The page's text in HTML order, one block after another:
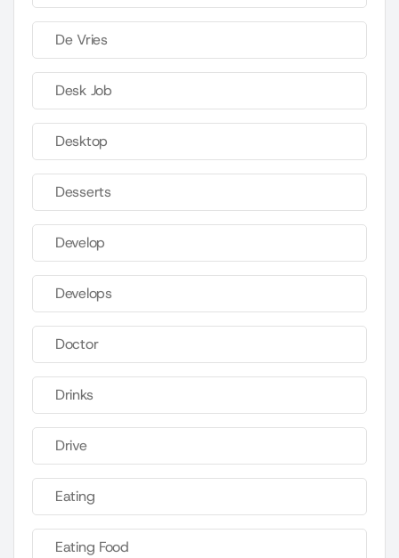
De Vries
Desk Job
Desktop
Desserts
Develop
Develops
Doctor
Drinks
Drive
Eating
Eating Food